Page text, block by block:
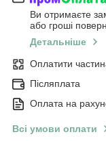
Ви отримаєте
або гроші
Детальніше
Оплатити
Післяплата
Оплата на
Всі умови оплати